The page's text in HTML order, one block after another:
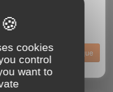
est tout en neige.
Historique
cookies
control
want to